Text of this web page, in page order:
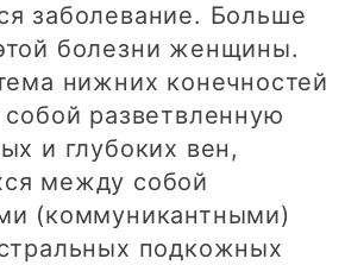
заболевание. Больше
болезни женщины.
нижних конечностей
собой разветвленную
и глубоких вен,
между собой
(коммуникантными)
подкожных